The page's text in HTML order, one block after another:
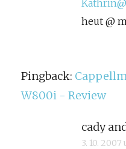
heut @
Pingback:
W800i - Review
cady
3. 10.